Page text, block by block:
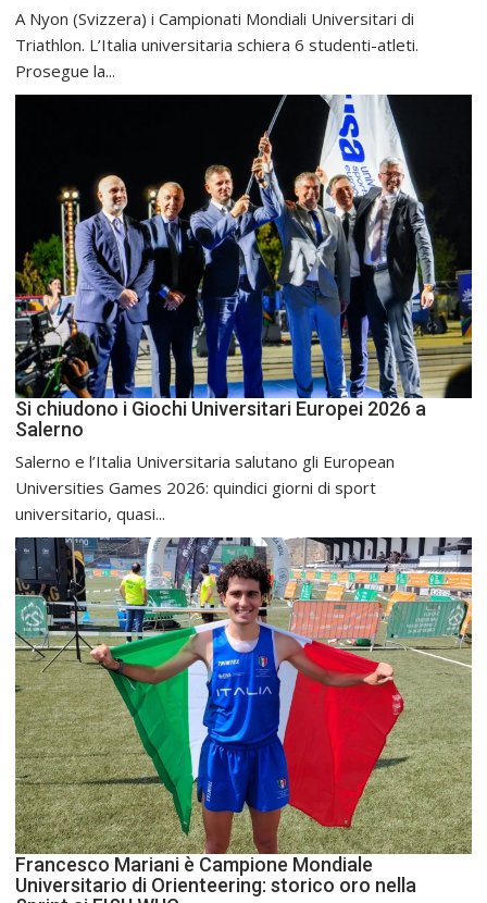
A Nyon (Svizzera) i Campionati Mondiali Universitari di
Triathlon. L’Italia universitaria schiera 6 studenti-atleti.
Prosegue la...
Si chiudono i Giochi Universitari Europei 2026 a
Salerno
Salerno e l’Italia Universitaria salutano gli European
Universities Games 2026: quindici giorni di sport
universitario, quasi...
Francesco Mariani è Campione Mondiale
Universitario di Orienteering: storico oro nella